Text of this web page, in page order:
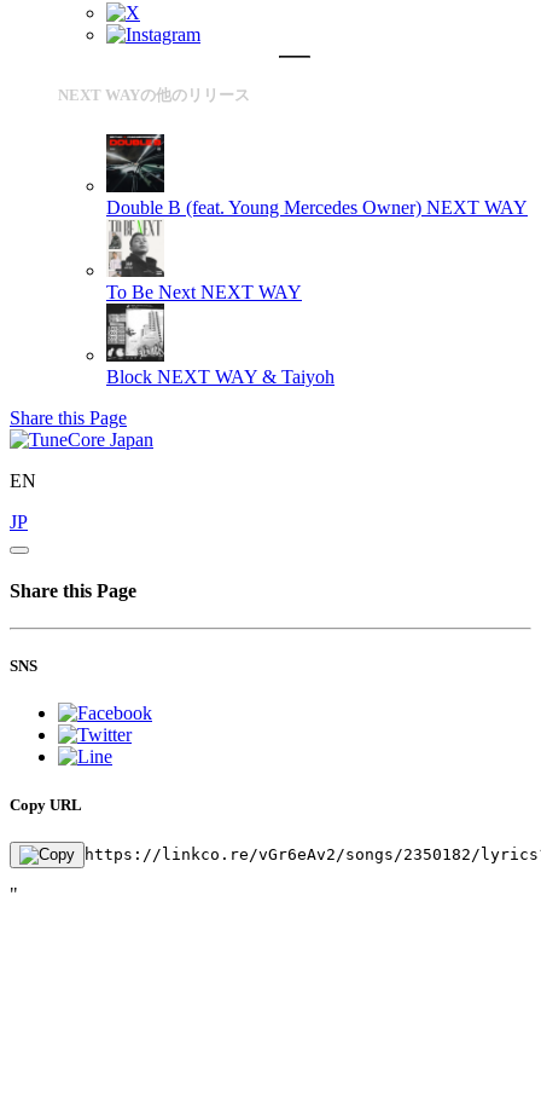
NEXT WAYの他のリリース
Double B (feat. Young Mercedes Owner) NEXT WAY
To Be Next NEXT WAY
Block NEXT WAY & Taiyoh
Share this Page
EN
JP
Share this Page
SNS
Copy URL
https://linkco.re/vGr6eAv2/songs/2350182/
"